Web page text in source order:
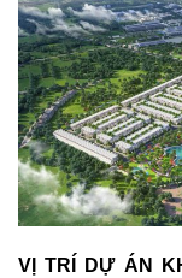
VỊ TRÍ DỰ ÁN